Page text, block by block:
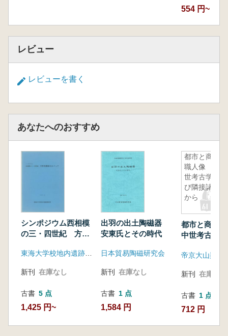
554 円~
レビュー
レビューを書く
あなたへのおすすめ
シンポジウム西相模
の三・四世紀 方形
東海大学校地内遺跡調査団
新刊 在庫なし
古書 5 点
1,425 円~
出羽の出土陶磁器
安東氏とその時代
日本貿易陶磁研究会
新刊 在庫なし
古書 1 点
1,584 円
都市と商人
職人像 中
世考古学及
び隣接諸学
から
都市と商人
中世考古学
新刊 在庫なし
古書 1 点
712 円